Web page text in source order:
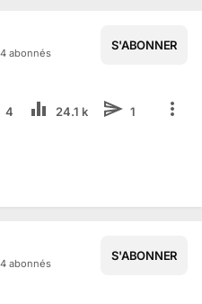
abonnés
S'ABONNER
4 24.1 k 1
abonnés
S'ABONNER